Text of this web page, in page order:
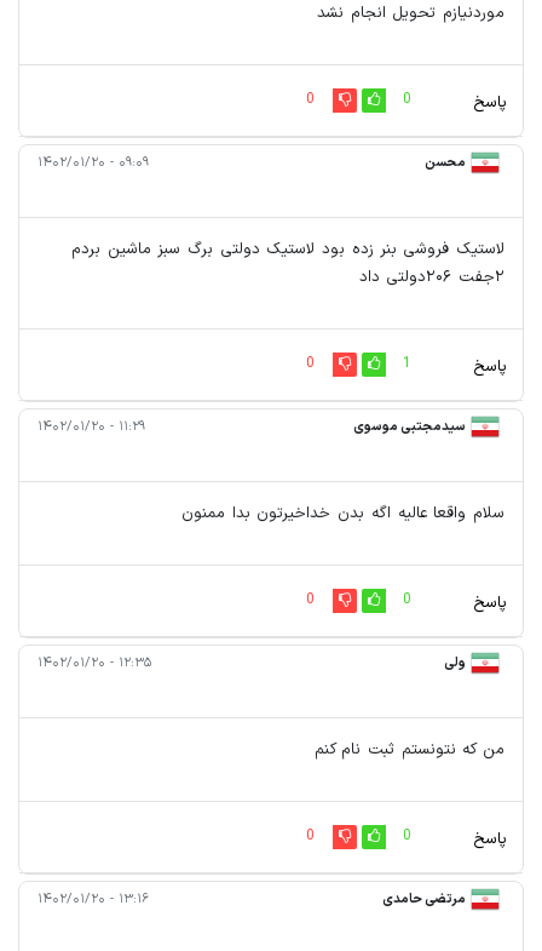
موردنیازم تحویل انجام نشد
پاسخ 0
0
محسن ۰۹:۰۹ - ۱۴۰۲/۰۱/۲۰
لاستیک فروشی بنر زده بود لاستیک دولتی برگ سبز ماشین بردم
۲جفت ۲۰۶دولتی داد
پاسخ 1
0
سیدمجتبی موسوی ۱۱:۲۹ - ۱۴۰۲/۰۱/۲۰
سلام واقعا عالیه اگه بدن خداخیرتون بدا ممنون
پاسخ 0
0
ولی ۱۲:۳۵ - ۱۴۰۲/۰۱/۲۰
من که نتونستم ثبت نام کنم
پاسخ 0
0
مرتضی حامدی ۱۳:۱۶ - ۱۴۰۲/۰۱/۲۰